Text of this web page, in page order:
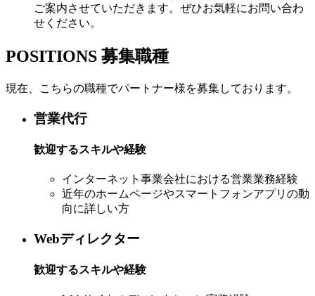
ご案内させていただきます。ぜひお気軽にお問い合わ
せください。
POSITIONS 募集職種
現在、こちらの職種でパートナー様を募集しております。
営業代行
歓迎するスキルや経験
インターネット事業会社における営業業務経験
近年のホームページやスマートフォンアプリの動
向に詳しい方
Webディレクター
歓迎するスキルや経験